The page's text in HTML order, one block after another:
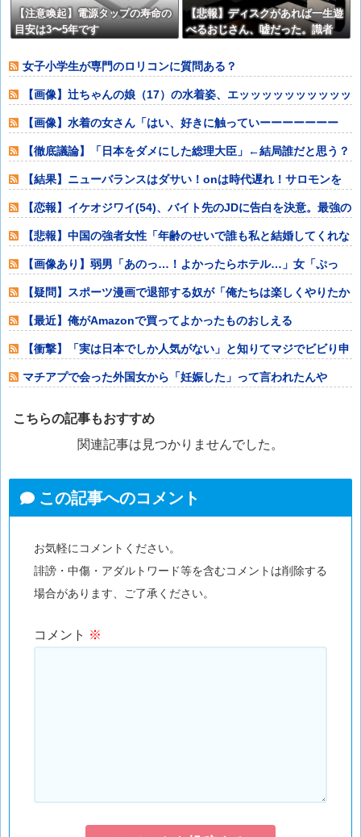
【注意喚起】電源タップの寿命の
目安は3〜5年です
【悲報】ディスクがあれば一生遊
べるおじさん、嘘だった。識者
女子小学生が専門のロリコンに質問ある？
【画像】辻ちゃんの娘（17）の水着姿、エッッッッッッッッッッ
ッッッ！
【画像】水着の女さん「はい、好きに触っていーーーーーーー
よ？笑」⇒♡♡
【徹底議論】「日本をダメにした総理大臣」←結局誰だと思う？
【結果】ニューバランスはダサい！onは時代遅れ！サロモンを
買え！って言わ
【恋報】イケオジワイ(54)、バイト先のJDに告白を決意。最強の
殺し文句
【悲報】中国の強者女性「年齢のせいで誰も私と結婚してくれな
い！！」⇒ (
【画像あり】弱男「あのっ…！よかったらホテル…」女「ぷっ
www」⇒！
【疑問】スポーツ漫画で退部する奴が「俺たちは楽しくやりたか
ったんだよ」っ
【最近】俺がAmazonで買ってよかったものおしえる
【衝撃】「実は日本でしか人気がない」と知りてマジでビビり申
したものwyw
マチアプで会った外国女から「妊娠した」って言われたんや
こちらの記事もおすすめ
関連記事は見つかりませんでした。
この記事へのコメント
お気軽にコメントください。
誹謗・中傷・アダルトワード等を含むコメントは削除する
場合があります、ご了承ください。
コメント ※